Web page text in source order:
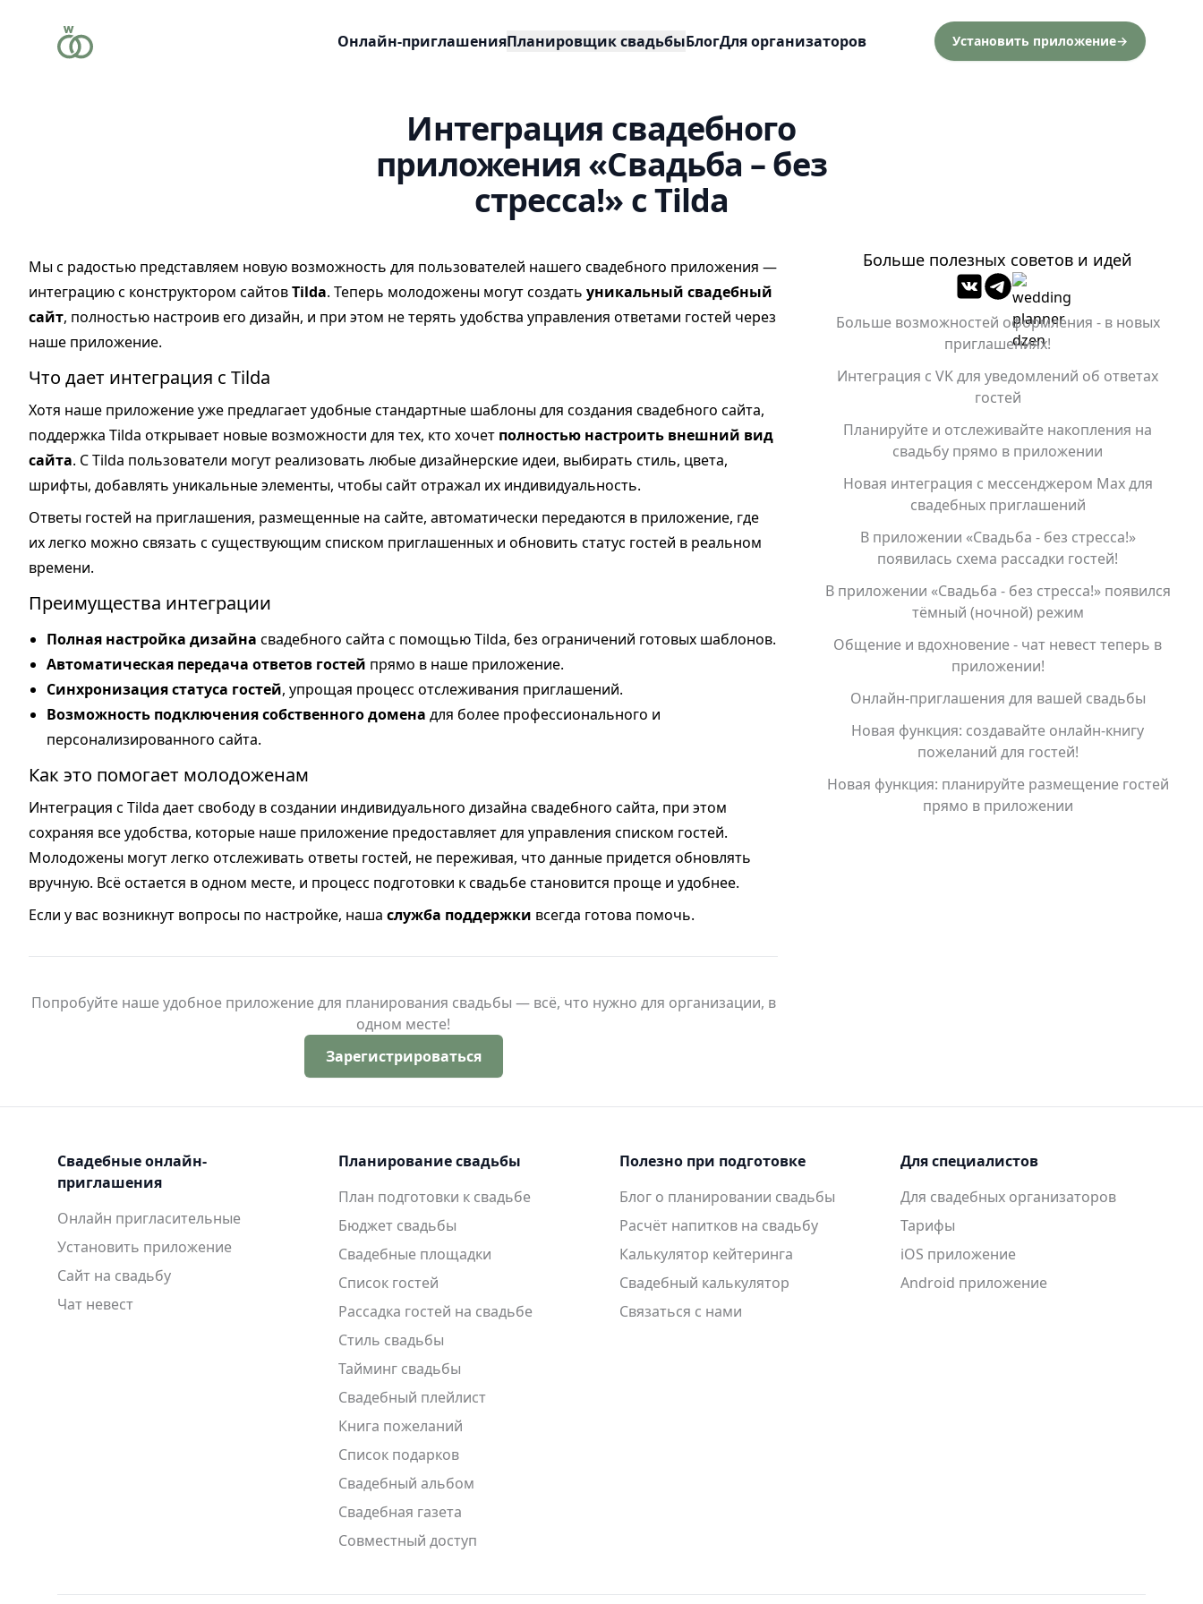
Онлайн-приглашенияПланировщик свадьбыБлогДля организаторов Установить приложение→
Интеграция свадебного
приложения «Свадьба – без
стресса!» с Tilda
Мы с радостью представляем новую возможность для пользователей нашего свадебного приложения —
интеграцию с конструктором сайтовTilda. Теперь молодожены могут создать уникальный свадебный
сайт, полностью настроив его дизайн, и при этом не терять удобства управления ответами гостей через
наше приложение.
Что дает интеграция с Tilda
Хотя наше приложение уже предлагает удобные стандартные шаблоны для создания свадебного сайта,
поддержка Tilda открывает новые возможности для тех, кто хочет полностью настроить внешний вид
сайта. С Tilda пользователи могут реализовать любые дизайнерские идеи, выбирать стиль, цвета,
шрифты, добавлять уникальные элементы, чтобы сайт отражал их индивидуальность.
Ответы гостей на приглашения, размещенные на сайте, автоматически передаются в приложение, где
их легко можно связать с существующим списком приглашенных и обновить статус гостей в реальном
времени.
Преимущества интеграции
Полная настройка дизайна свадебного сайта с помощью Tilda, без ограничений готовых шаблонов.
Автоматическая передача ответов гостей прямо в наше приложение.
Синхронизация статуса гостей, упрощая процесс отслеживания приглашений.
Возможность подключения собственного домена для более профессионального и
персонализированного сайта.
Как это помогает молодоженам
Интеграция с Tilda дает свободу в создании индивидуального дизайна свадебного сайта, при этом
сохраняя все удобства, которые наше приложение предоставляет для управления списком гостей.
Молодожены могут легко отслеживать ответы гостей, не переживая, что данные придется обновлять
вручную. Всё остается в одном месте, и процесс подготовки к свадьбе становится проще и удобнее.
Если у вас возникнут вопросы по настройке, наша служба поддержки всегда готова помочь.
Попробуйте наше удобное приложение для планирования свадьбы — всё, что нужно для организации, в
одном месте!
Зарегистрироваться
Больше полезных советов и идей
Больше возможностей оформления - в новых
приглашениях!
Интеграция с VK для уведомлений об ответах
гостей
Планируйте и отслеживайте накопления на
свадьбу прямо в приложении
Новая интеграция с мессенджером Max для
свадебных приглашений
В приложении «Свадьба - без стресса!»
появилась схема рассадки гостей!
В приложении «Свадьба - без стресса!» появился
тёмный (ночной) режим
Общение и вдохновение - чат невест теперь в
приложении!
Онлайн-приглашения для вашей свадьбы
Новая функция: создавайте онлайн-книгу
пожеланий для гостей!
Новая функция: планируйте размещение гостей
прямо в приложении
Свадебные онлайн-
приглашения
Онлайн пригласительные
Установить приложение
Сайт на свадьбу
Чат невест
Планирование свадьбы
План подготовки к свадьбе
Бюджет свадьбы
Свадебные площадки
Список гостей
Рассадка гостей на свадьбе
Стиль свадьбы
Тайминг свадьбы
Свадебный плейлист
Книга пожеланий
Список подарков
Свадебный альбом
Свадебная газета
Совместный доступ
Полезно при подготовке
Блог о планировании свадьбы
Расчёт напитков на свадьбу
Калькулятор кейтеринга
Свадебный калькулятор
Связаться с нами
Для специалистов
Для свадебных организаторов
Тарифы
iOS приложение
Android приложение